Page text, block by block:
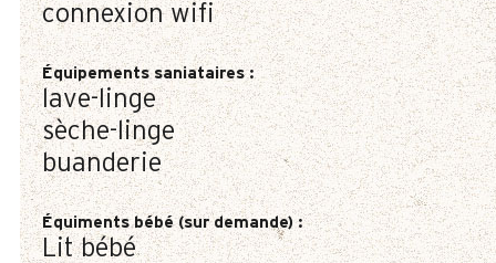
connexion wifi
Équipements saniataires:
lave-linge
sèche-linge
buanderie
Équiments bébé (sur demande):
Lit bébé